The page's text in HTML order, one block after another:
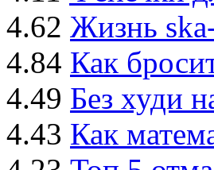
4.62 Жизнь
4.84 Как
4.49 Без худи
4.43 Как